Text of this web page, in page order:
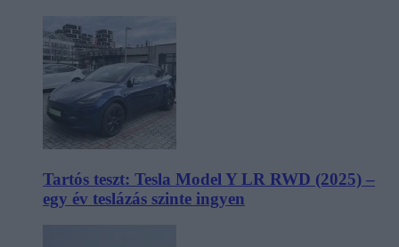
Tartós teszt: Tesla Model Y LR RWD (2025) –
egy év teslázás szinte ingyen